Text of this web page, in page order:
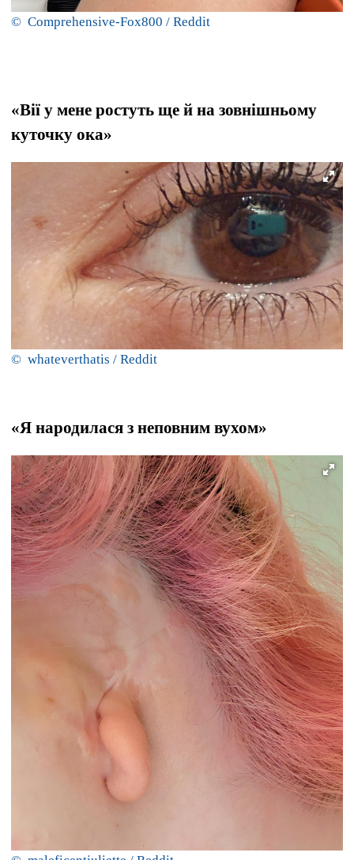
© Comprehensive-Fox800 / Reddit
«Вії у мене ростуть ще й на зовнішньому
куточку ока»
© whateverthatis / Reddit
«Я народилася з неповним вухом»